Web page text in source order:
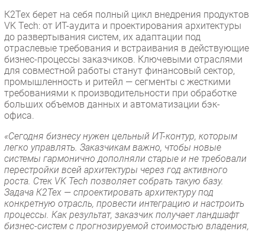
К2Тех берет на себя полный цикл внедрения продуктов
VK Tech: от ИТ-аудита и проектирования архитектуры
до развертывания систем, их адаптации под
отраслевые требования и встраивания в действующие
бизнес-процессы заказчиков. Ключевыми отраслями
для совместной работы станут финансовый сектор,
промышленность и ритейл — сегменты с жесткими
требованиями к производительности при обработке
больших объемов данных и автоматизации бэк-
офиса.
«Сегодня бизнесу нужен цельный ИТ-контур, которым
легко управлять. Заказчикам важно, чтобы новые
системы гармонично дополняли старые и не требовали
перестройки всей архитектуры через год активного
роста. Стек VK Tech позволяет собрать такую базу.
Задача К2Тех — спроектировать архитектуру под
конкретную отрасль, провести интеграцию и настроить
процессы. Как результат, заказчик получает ландшафт
бизнес-систем с прогнозируемой стоимостью владения,